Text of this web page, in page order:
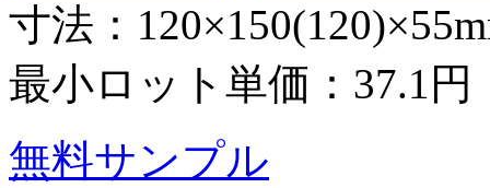
寸法：
最小ロット単価： 37.1円
無料サンプル